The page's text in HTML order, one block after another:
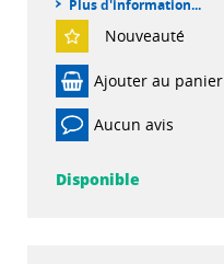
Plus d'information...
Nouveauté
Ajouter au panier
Aucun avis
Disponible